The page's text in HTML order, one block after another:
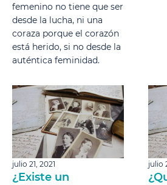
femenino no tiene que ser
desde la lucha, ni una
coraza porque el corazón
está herido, si no desde la
auténtica feminidad.
julio 21, 2021
¿Existe un
julio